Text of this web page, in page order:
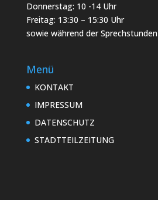
Donnerstag: 10 -14 Uhr
Freitag: 13:30 – 15:30 Uhr
sowie während der Sprechstunden
Menü
KONTAKT
IMPRESSUM
DATENSCHUTZ
STADTTEILZEITUNG